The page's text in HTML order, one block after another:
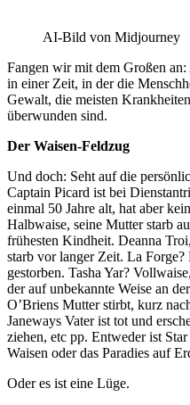
AI-Bild von Midjourney
Fangen wir mit dem Großen
in einer Zeit, in der die
Gewalt, die meisten
überwunden sind.
Der Waisen-Feldzug
Und doch: Seht auf die
Captain Picard ist bei
einmal 50 Jahre alt, hat aber
Halbwaise, seine Mutter starb
frühesten Kindheit. Deanna
starb vor langer Zeit. La
gestorben. Tasha Yar?
der auf unbekannte Weise an
O’Briens Mutter stirbt, kurz
Janeways Vater ist tot und
ziehen, etc pp. Entweder ist
Waisen oder das Paradies auf
Oder es ist eine Lüge.